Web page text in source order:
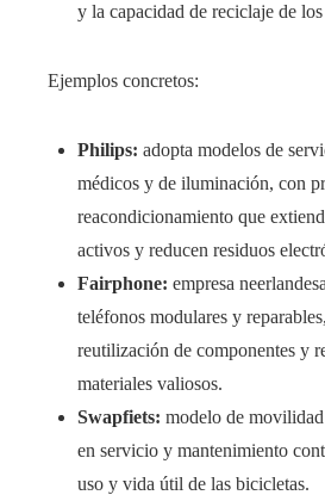
y la capacidad de reciclaje de
Ejemplos concretos:
Philips: adopta modelos de
médicos y de iluminación, con
reacondicionamiento que
activos y reducen residuos
Fairphone: empresa
teléfonos modulares y
reutilización de componentes y
materiales valiosos.
Swapfiets: modelo de
en servicio y mantenimiento
uso y vida útil de las bicicletas.